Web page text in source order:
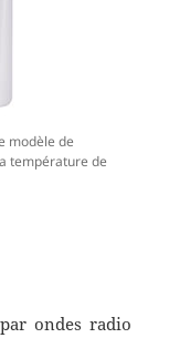
modèle de
température de
ondes radio